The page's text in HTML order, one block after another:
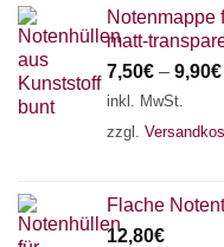
Notenmappe
matt-
7,50€ – 9,90€
inkl. MwSt.
zzgl.
Flache
12,80€